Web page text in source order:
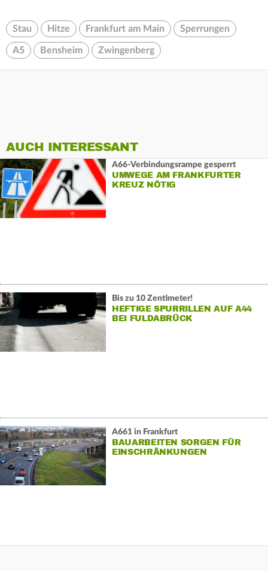
Stau Hitze Frankfurt am Main Sperrungen
A5 Bensheim Zwingenberg
AUCH INTERESSANT
A66-Verbindungsrampe gesperrt
UMWEGE AM FRANKFURTER
KREUZ NÖTIG
Bis zu 10 Zentimeter!
HEFTIGE SPURRILLEN AUF A44
BEI FULDABRÜCK
A661 in Frankfurt
BAUARBEITEN SORGEN FÜR
EINSCHRÄNKUNGEN